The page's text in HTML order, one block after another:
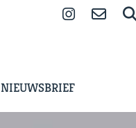
InstagramContact
NIEUWSBRIEF